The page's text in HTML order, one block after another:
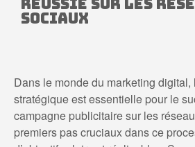
réussie sur les
sociaux
Dans le monde du marketing
stratégique est essentielle pour le
campagne publicitaire sur les
premiers pas cruciaux dans ce